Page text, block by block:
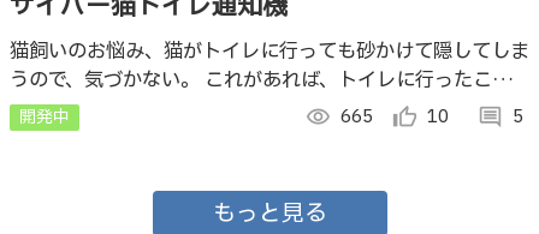
猫飼いのお悩み、猫がトイレに行っても砂かけて隠してしま
うので、気づかない。 これがあれば、トイレに行ったこと
を通知してくれるのでお掃除忘れることもなし 汚いままだ
と代わりに部屋にしてしまうのを防げる！
開発中 visibility 665 thumb_up_alt 10 comment 5
もっと見る